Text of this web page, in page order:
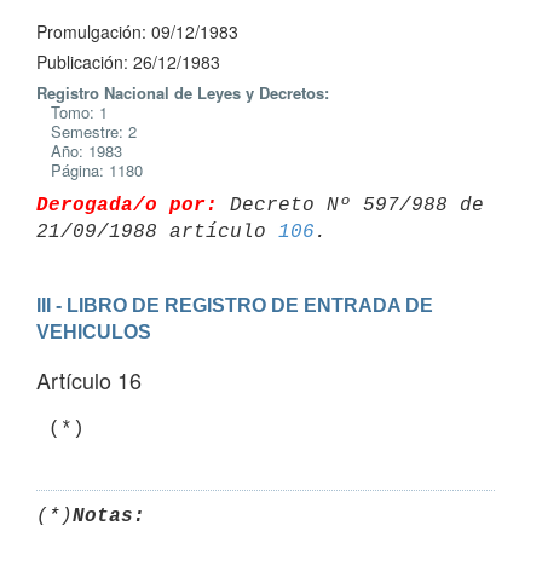
Promulgación: 09/12/1983
Publicación: 26/12/1983
Registro Nacional de Leyes y Decretos:
Tomo: 1
Semestre: 2
Año: 1983
Página: 1180
Derogada/o por:
Decreto Nº 597/988 de
21/09/1988 artículo 106
III - LIBRO DE REGISTRO DE ENTRADA DE
VEHICULOS
Artículo 16
(*)Notas: